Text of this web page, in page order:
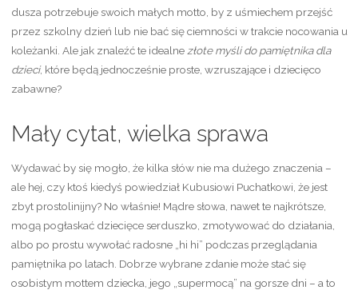
dusza potrzebuje swoich małych motto, by z uśmiechem przejść
przez szkolny dzień lub nie bać się ciemności w trakcie nocowania u
koleżanki. Ale jak znaleźć te idealne złote myśli do pamiętnika dla
dzieci, które będą jednocześnie proste, wzruszające i dziecięco
zabawne?
Mały cytat, wielka sprawa
Wydawać by się mogło, że kilka słów nie ma dużego znaczenia –
ale hej, czy ktoś kiedyś powiedział Kubusiowi Puchatkowi, że jest
zbyt prostolinijny? No właśnie! Mądre słowa, nawet te najkrótsze,
mogą pogłaskać dziecięce serduszko, zmotywować do działania,
albo po prostu wywołać radosne „hi hi” podczas przeglądania
pamiętnika po latach. Dobrze wybrane zdanie może stać się
osobistym mottem dziecka, jego „supermocą” na gorsze dni – a to